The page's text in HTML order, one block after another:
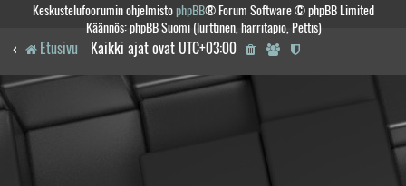
Keskustelufoorumin ohjelmistophpBB® Forum Software © phpBB Limited
Käännös: phpBB Suomi (lurttinen, harritapio, Pettis)
Etusivu Kaikki ajat ovat UTC+03:00